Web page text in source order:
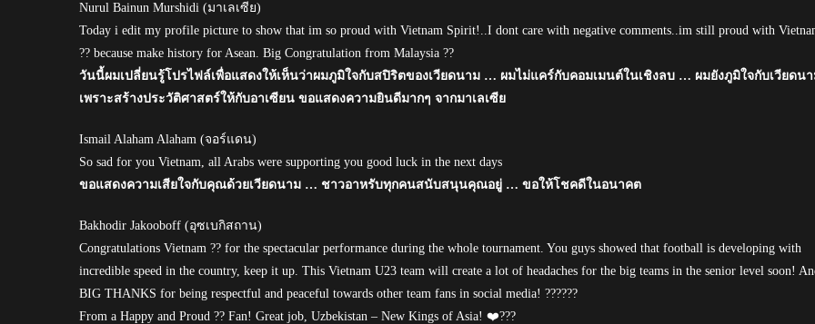
Nurul Bainun Murshidi (มาเลเซีย)
Today i edit my profile picture to show that im so proud with Vietnam Spirit!..I dont care with negative comments..im still proud with
?? because make history for Asean. Big Congratulation from Malaysia ??
วันนี้ผมเปลี่ยนรู้โปรไฟล์เพื่อแสดงให้เห็นว่าผมภูมิใจกับสปิริตของเวียดนาม … ผมไม่แคร์กับคอมเมนต์ในเชิงลบ … ผมยังภูมิใจกับเวียดน
เพราะสร้างประวัติศาสตร์ให้กับอาเซียน ขอแสดงความยินดีมากๆ จากมาเลเซีย
Ismail Alaham Alaham (จอร์แดน)
So sad for you Vietnam, all Arabs were supporting you good luck in the next days
ขอแสดงความเสียใจกับคุณด้วยเวียดนาม … ชาวอาหรับทุกคนสนับสนุนคุณอยู่ … ขอให้โชคดีในอนาคต
Bakhodir Jakooboff (อุซเบกิสถาน)
Congratulations Vietnam ?? for the spectacular performance during the whole tournament. You guys showed that football is developing with
incredible speed in the country, keep it up. This Vietnam U23 team will create a lot of headaches for the big teams in the senior level soon!
BIG THANKS for being respectful and peaceful towards other team fans in social media! ??????
From a Happy and Proud ?? Fan! Great job, Uzbekistan – New Kings of Asia! ❤️???